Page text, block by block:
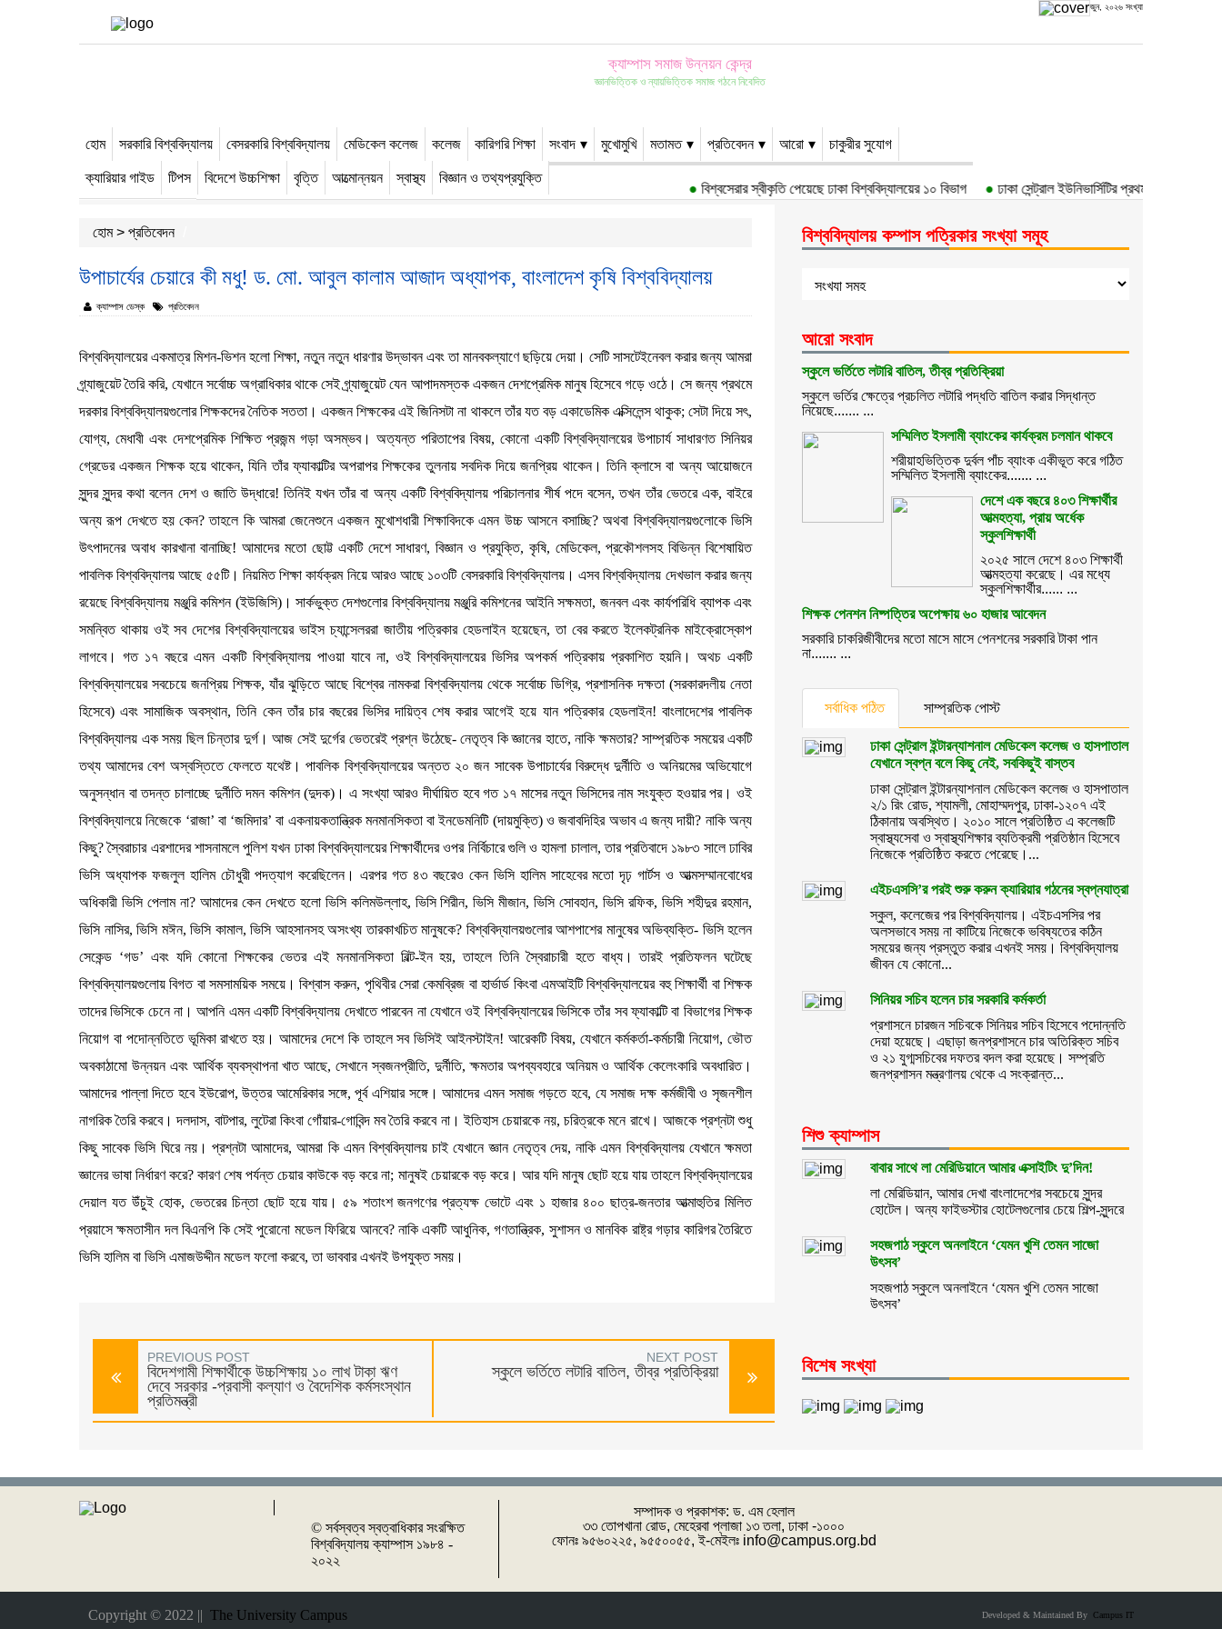
ক্যাম্পাস সমাজ উন্নয়ন কেন্দ্র
জ্ঞানভিত্তিক ও ন্যায়ভিত্তিক সমাজ গঠনে নিবেদিত
জুন, ২০২৬ সংখ্যা
হোম সরকারি বিশ্ববিদ্যালয় বেসরকারি বিশ্ববিদ্যালয় মেডিকেল কলেজ কলেজ কারিগরি শিক্ষা সংবাদ মুখোমুখি মতামত প্রতিবেদন আরো চাকুরীর সুযোগ
ক্যারিয়ার গাইড টিপস বিদেশে উচ্চশিক্ষা বৃত্তি আত্মোন্নয়ন স্বাস্থ্য বিজ্ঞান ও তথ্যপ্রযুক্তি
-->
বিশেষ খবর
বিশ্বসেরার স্বীকৃতি পেয়েছে ঢাকা বিশ্ববিদ্যালয়ের ১০ বিভাগ ঢাকা সেন্ট্রাল ইউনিভার্সিটির প্রথম উপাচার্য ড.
হোম> প্রতিবেদন
উপাচার্যের চেয়ারে কী মধু! ড. মো. আবুল কালাম আজাদ অধ্যাপক, বাংলাদেশ কৃষি বিশ্ববিদ্যালয়
ক্যাম্পাস ডেস্ক প্রতিবেদন
বিশ্ববিদ্যালয়ের একমাত্র মিশন-ভিশন হলো শিক্ষা, নতুন নতুন ধারণার উদ্ভাবন এবং তা মানবকল্যাণে ছড়িয়ে দেয়া। সেটি সাসটেইনেবল করার জন্য আমরা
গ্র্যাজুয়েট তৈরি করি, যেখানে সর্বোচ্চ অগ্রাধিকার থাকে সেই গ্র্যাজুয়েট যেন আপাদমস্তক একজন দেশপ্রেমিক মানুষ হিসেবে গড়ে ওঠে। সে জন্য প্রথমে
দরকার বিশ্ববিদ্যালয়গুলোর শিক্ষকদের নৈতিক সততা। একজন শিক্ষকের এই জিনিসটা না থাকলে তাঁর যত বড় একাডেমিক এক্সিলেন্স থাকুক; সেটা দিয়ে সৎ,
যোগ্য, মেধাবী এবং দেশপ্রেমিক শিক্ষিত প্রজন্ম গড়া অসম্ভব। অত্যন্ত পরিতাপের বিষয়, কোনো একটি বিশ্ববিদ্যালয়ের উপাচার্য সাধারণত সিনিয়র
গ্রেডের একজন শিক্ষক হয়ে থাকেন, যিনি তাঁর ফ্যাকাল্টির অপরাপর শিক্ষকের তুলনায় সবদিক দিয়ে জনপ্রিয় থাকেন। তিনি ক্লাসে বা অন্য আয়োজনে
সুন্দর সুন্দর কথা বলেন দেশ ও জাতি উদ্ধারে! তিনিই যখন তাঁর বা অন্য একটি বিশ্ববিদ্যালয় পরিচালনার শীর্ষ পদে বসেন, তখন তাঁর ভেতরে এক, বাইরে
অন্য রূপ দেখতে হয় কেন? তাহলে কি আমরা জেনেশুনে একজন মুখোশধারী শিক্ষাবিদকে এমন উচ্চ আসনে বসাচ্ছি? অথবা বিশ্ববিদ্যালয়গুলোকে ভিসি
উৎপাদনের অবাধ কারখানা বানাচ্ছি! আমাদের মতো ছোট্ট একটি দেশে সাধারণ, বিজ্ঞান ও প্রযুক্তি, কৃষি, মেডিকেল, প্রকৌশলসহ বিভিন্ন বিশেষায়িত
পাবলিক বিশ্ববিদ্যালয় আছে ৫৫টি। নিয়মিত শিক্ষা কার্যক্রম নিয়ে আরও আছে ১০৩টি বেসরকারি বিশ্ববিদ্যালয়। এসব বিশ্ববিদ্যালয় দেখভাল করার জন্য
রয়েছে বিশ্ববিদ্যালয় মঞ্জুরি কমিশন (ইউজিসি)। সার্কভুক্ত দেশগুলোর বিশ্ববিদ্যালয় মঞ্জুরি কমিশনের আইনি সক্ষমতা, জনবল এবং কার্যপরিধি ব্যাপক এবং
সমন্বিত থাকায় ওই সব দেশের বিশ্ববিদ্যালয়ের ভাইস চ্যান্সেলররা জাতীয় পত্রিকার হেডলাইন হয়েছেন, তা বের করতে ইলেকট্রনিক মাইক্রোস্কোপ
লাগবে। গত ১৭ বছরে এমন একটি বিশ্ববিদ্যালয় পাওয়া যাবে না, ওই বিশ্ববিদ্যালয়ের ভিসির অপকর্ম পত্রিকায় প্রকাশিত হয়নি। অথচ একটি
বিশ্ববিদ্যালয়ের সবচেয়ে জনপ্রিয় শিক্ষক, যাঁর ঝুড়িতে আছে বিশ্বের নামকরা বিশ্ববিদ্যালয় থেকে সর্বোচ্চ ডিগ্রি, প্রশাসনিক দক্ষতা (সরকারদলীয় নেতা
হিসেবে) এবং সামাজিক অবস্থান, তিনি কেন তাঁর চার বছরের ভিসির দায়িত্ব শেষ করার আগেই হয়ে যান পত্রিকার হেডলাইন! বাংলাদেশের পাবলিক
বিশ্ববিদ্যালয় এক সময় ছিল চিন্তার দুর্গ। আজ সেই দুর্গের ভেতরেই প্রশ্ন উঠেছে- নেতৃত্ব কি জ্ঞানের হাতে, নাকি ক্ষমতার? সাম্প্রতিক সময়ের একটি
তথ্য আমাদের বেশ অস্বস্তিতে ফেলতে যথেষ্ট। পাবলিক বিশ্ববিদ্যালয়ের অন্তত ২০ জন সাবেক উপাচার্যের বিরুদ্ধে দুর্নীতি ও অনিয়মের অভিযোগে
অনুসন্ধান বা তদন্ত চালাচ্ছে দুর্নীতি দমন কমিশন (দুদক)। এ সংখ্যা আরও দীর্ঘায়িত হবে গত ১৭ মাসের নতুন ভিসিদের নাম সংযুক্ত হওয়ার পর। ওই
বিশ্ববিদ্যালয়ে নিজেকে ‘রাজা’ বা ‘জমিদার’ বা একনায়কতান্ত্রিক মনমানসিকতা বা ইনডেমনিটি (দায়মুক্তি) ও জবাবদিহির অভাব এ জন্য দায়ী? নাকি অন্য
কিছু? স্বৈরাচার এরশাদের শাসনামলে পুলিশ যখন ঢাকা বিশ্ববিদ্যালয়ের শিক্ষার্থীদের ওপর নির্বিচারে গুলি ও হামলা চালাল, তার প্রতিবাদে ১৯৮৩ সালে ঢাবির
ভিসি অধ্যাপক ফজলুল হালিম চৌধুরী পদত্যাগ করেছিলেন। এরপর গত ৪৩ বছরেও কেন ভিসি হালিম সাহেবের মতো দৃঢ় গার্টস ও আত্মসম্মানবোধের
অধিকারী ভিসি পেলাম না? আমাদের কেন দেখতে হলো ভিসি কলিমউল্লাহ, ভিসি শিরীন, ভিসি মীজান, ভিসি সোবহান, ভিসি রফিক, ভিসি শহীদুর রহমান,
ভিসি নাসির, ভিসি মঈন, ভিসি কামাল, ভিসি আহসানসহ অসংখ্য তারকাখচিত মানুষকে? বিশ্ববিদ্যালয়গুলোর আশপাশের মানুষের অভিব্যক্তি- ভিসি হলেন
সেকেন্ড ‘গড’ এবং যদি কোনো শিক্ষকের ভেতর এই মনমানসিকতা বিল্ট-ইন হয়, তাহলে তিনি স্বৈরাচারী হতে বাধ্য। তারই প্রতিফলন ঘটেছে
বিশ্ববিদ্যালয়গুলোয় বিগত বা সমসাময়িক সময়ে। বিশ্বাস করুন, পৃথিবীর সেরা কেমব্রিজ বা হার্ভার্ড কিংবা এমআইটি বিশ্ববিদ্যালয়ের বহু শিক্ষার্থী বা শিক্ষক
তাদের ভিসিকে চেনে না। আপনি এমন একটি বিশ্ববিদ্যালয় দেখাতে ­পারবেন না যেখানে ওই বিশ্ববিদ্যালয়ের ভিসিকে তাঁর সব ফ্যাকাল্টি বা বিভাগের শিক্ষক
নিয়োগ বা পদোন্নতিতে ভূমিকা রাখতে হয়। আমাদের দেশে কি তাহলে সব ভিসিই আইনস্টাইন! আরেকটি বিষয়, যেখানে কর্মকর্তা-কর্মচারী নিয়োগ, ভৌত
অবকাঠামো উন্নয়ন এবং আর্থিক ব্যবস্থাপনা খাত আছে, সেখানে স্বজনপ্রীতি, দুর্নীতি, ক্ষমতার অপব্যবহারে অনিয়ম ও আর্থিক কেলেংকারি অবধারিত।
আমাদের পাল্লা দিতে হবে ইউরোপ, উত্তর আমেরিকার সঙ্গে, পূর্ব এশিয়ার সঙ্গে। আমাদের এমন সমাজ গড়তে হবে, যে সমাজ দক্ষ কর্মজীবী ও সৃজনশীল
নাগরিক তৈরি করবে। দলদাস, বাটপার, লুটেরা কিংবা গোঁয়ার-গোবিন্দ মব তৈরি করবে না। ইতিহাস চেয়ারকে নয়, চরিত্রকে মনে রাখে। আজকে প্রশ্নটা শুধু
কিছু সাবেক ভিসি ঘিরে নয়। প্রশ্নটা আমাদের, আমরা কি এমন বিশ্ববিদ্যালয় চাই যেখানে জ্ঞান নেতৃত্ব দেয়, নাকি এমন বিশ্ববিদ্যালয় যেখানে ক্ষমতা
জ্ঞানের ভাষা নির্ধারণ করে? কারণ শেষ পর্যন্ত চেয়ার কাউকে বড় করে না; মানুষই চেয়ারকে বড় করে। আর যদি মানুষ ছোট হয়ে যায় তাহলে বিশ্ববিদ্যালয়ের
দেয়াল যত উঁচুই হোক, ভেতরের চিন্তা ছোট হয়ে যায়। ৫৯ শতাংশ জনগণের প্রত্যক্ষ ভোটে এবং ১ হাজার ৪০০ ছাত্র-জনতার আত্মাহুতির মিলিত
প্রয়াসে ক্ষমতাসীন দল বিএনপি কি সেই পুরোনো মডেল ফিরিয়ে আনবে? নাকি একটি আধুনিক, গণতান্ত্রিক, সুশাসন ও মানবিক রাষ্ট্র গড়ার কারিগর তৈরিতে
ভিসি হালিম বা ভিসি এমাজউদ্দীন মডেল ফলো করবে, তা ভাববার এখনই উপযুক্ত সময়।
PREVIOUS POST
বিদেশগামী শিক্ষার্থীকে উচ্চশিক্ষায় ১০ লাখ টাকা ঋণ
দেবে সরকার -প্রবাসী কল্যাণ ও বৈদেশিক কর্মসংস্থান
প্রতিমন্ত্রী
NEXT POST
স্কুলে ভর্তিতে লটারি বাতিল, তীব্র প্রতিক্রিয়া
বিশ্ববিদ্যালয় কম্পাস পত্রিকার সংখ্যা সমূহ
আরো সংবাদ
স্কুলে ভর্তিতে লটারি বাতিল, তীব্র প্রতিক্রিয়া
স্কুলে ভর্তির ক্ষেত্রে প্রচলিত লটারি পদ্ধতি বাতিল করার সিদ্ধান্ত
নিয়েছে....... ...
সম্মিলিত ইসলামী ব্যাংকের কার্যক্রম চলমান থাকবে
শরীয়াহভিত্তিক দুর্বল পাঁচ ব্যাংক একীভূত করে গঠিত
সম্মিলিত ইসলামী ব্যাংকের....... ...
দেশে এক বছরে ৪০৩ শিক্ষার্থীর
আত্মহত্যা, প্রায় অর্ধেক
স্কুলশিক্ষার্থী
২০২৫ সালে দেশে ৪০৩ শিক্ষার্থী
আত্মহত্যা করেছে। এর মধ্যে
স্কুলশিক্ষার্থীর...... ...
শিক্ষক পেনশন নিষ্পত্তির অপেক্ষায় ৬০ হাজার আবেদন
সরকারি চাকরিজীবীদের মতো মাসে মাসে পেনশনের সরকারি টাকা পান
না....... ...
সর্বাধিক পঠিত সাম্প্রতিক পোস্ট
ঢাকা সেন্ট্রাল ইন্টারন্যাশনাল মেডিকেল কলেজ ও হাসপাতাল
যেখানে স্বপ্ন বলে কিছু নেই, সবকিছুই বাস্তব
ঢাকা সেন্ট্রাল ইন্টারন্যাশনাল মেডিকেল কলেজ ও হাসপাতাল
২/১ রিং রোড, শ্যামলী, মোহাম্মদপুর, ঢাকা-১২০৭ এই
ঠিকানায় অবস্থিত। ২০১০ সালে প্রতিষ্ঠিত এ কলেজটি
স্বাস্থ্যসেবা ও স্বাস্থ্যশিক্ষার ব্যতিক্রমী প্রতিষ্ঠান হিসেবে
নিজেকে প্রতিষ্ঠিত করতে পেরেছে।...
এইচএসসি’র পরই শুরু করুন ক্যারিয়ার গঠনের স্বপ্নযাত্রা
স্কুল, কলেজের পর বিশ্ববিদ্যালয়। এইচএসসির পর
অলসভাবে সময় না কাটিয়ে নিজেকে ভবিষ্যতের কঠিন
সময়ের জন্য প্রস্তুত করার এখনই সময়। বিশ্ববিদ্যালয়
জীবন যে কোনো...
সিনিয়র সচিব হলেন চার সরকারি কর্মকর্তা
প্রশাসনে চারজন সচিবকে সিনিয়র সচিব হিসেবে পদোন্নতি
দেয়া হয়েছে। এছাড়া জনপ্রশাসনে চার অতিরিক্ত সচিব
ও ২১ যুগ্মসচিবের দফতর বদল করা হয়েছে। সম্প্রতি
জনপ্রশাসন মন্ত্রণালয় থেকে এ সংক্রান্ত...
শিশু ক্যাম্পাস
বাবার সাথে লা মেরিডিয়ানে আমার এক্সাইটিং দু’দিন!
লা মেরিডিয়ান, আমার দেখা বাংলাদেশের সবচেয়ে সুন্দর
হোটেল। অন্য ফাইভস্টার হোটেলগুলোর চেয়ে শিল্প-সুন্দরে
সহজপাঠ স্কুলে অনলাইনে ‘যেমন খুশি তেমন সাজো
উৎসব’
সহজপাঠ স্কুলে অনলাইনে ‘যেমন খুশি তেমন সাজো
উৎসব’
বিশেষ সংখ্যা
© সর্বস্বত্ব স্বত্বাধিকার সংরক্ষিত
বিশ্ববিদ্যালয় ক্যাম্পাস ১৯৮৪ -
২০২২
সম্পাদক ও প্রকাশক: ‌ড. এম হেলাল
৩৩ তোপখানা রোড, মেহেরবা প্লাজা ১৩ তলা, ঢাকা -১০০০
ফোনঃ ৯৫৬০২২৫, ৯৫৫০০৫৫, ই-মেইলঃ info@campus.org.bd
Copyright © 2022 || The University Campus Developed & Maintained By Campus IT